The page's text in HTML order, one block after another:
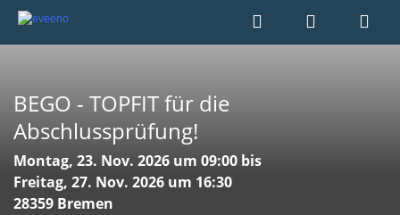
BEGO - TOPFIT für die
Abschlussprüfung!
Montag, 23. Nov. 2026 um 09:00 bis
Freitag, 27. Nov. 2026 um 16:30
28359 Bremen